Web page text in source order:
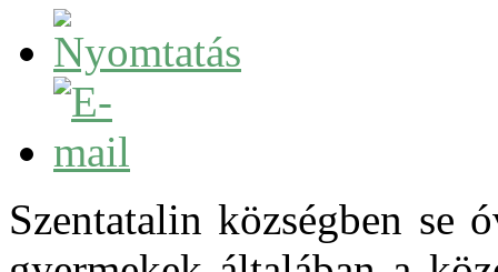
Szentatalin községben se